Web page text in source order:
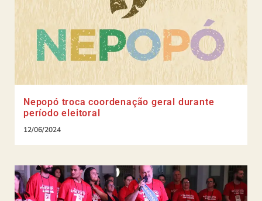
Nepopó troca coordenação geral durante
período eleitoral
12/06/2024